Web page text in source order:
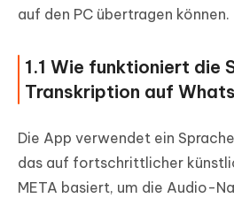
auf den PC übertragen können.
1.1 Wie funktioniert die
Transkription auf
Die App verwendet ein
das auf fortschrittlicher
META basiert, um die Audio-